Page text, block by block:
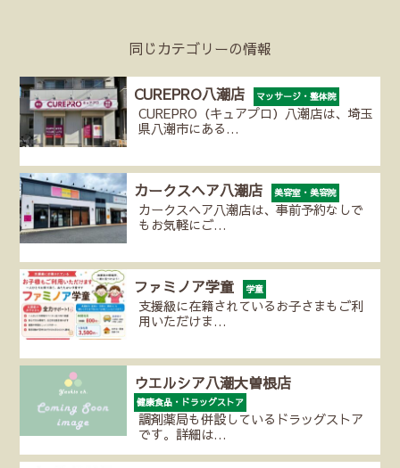
同じカテゴリーの情報
CUREPRO八潮店 マッサージ・整体院
CUREPRO（キュアプロ）八潮店は、埼玉
県八潮市にある…
カークスヘア八潮店 美容室・美容院
カークスヘア八潮店は、事前予約なしで
もお気軽にご…
ファミノア学童 学童
支援級に在籍されているお子さまもご利
用いただけま…
ウエルシア八潮大曽根店
健康食品・ドラッグストア
調剤薬局も併設しているドラッグストア
です。詳細は…